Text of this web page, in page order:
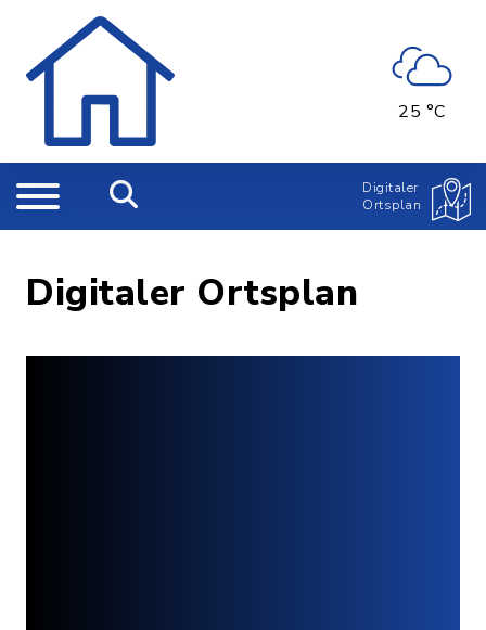
25 °C
Digitaler
Ortsplan
Digitaler Ortsplan